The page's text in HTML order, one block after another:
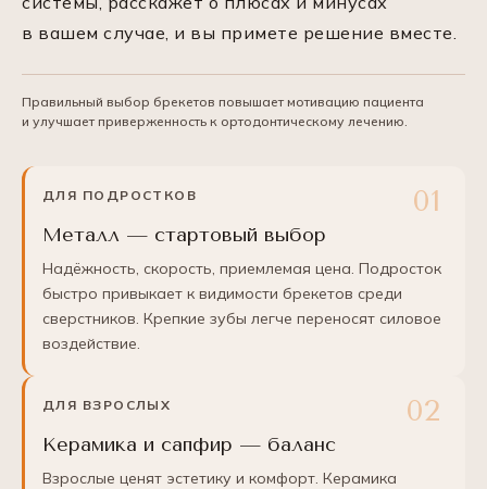
в вашем случае, и вы примете решение вместе.
Правильный выбор брекетов повышает мотивацию пациента
и улучшает приверженность к ортодонтическому лечению.
ДЛЯ ПОДРОСТКОВ
Металл — стартовый выбор
Надёжность, скорость, приемлемая цена. Подросток
быстро привыкает к видимости брекетов среди
сверстников. Крепкие зубы легче переносят силовое
воздействие.
ДЛЯ ВЗРОСЛЫХ
Керамика и сапфир — баланс
Взрослые ценят эстетику и комфорт. Керамика